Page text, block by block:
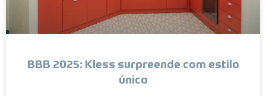
BBB 2025: Kless surpreende com estilo
único